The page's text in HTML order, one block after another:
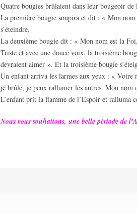
Quatre bougies brûlaient dans leur bougeoir
La première bougie soupira et dit : « Mon
s’éteindre.
La deuxième bougie dit : « Mon nom est la
Triste et avec une douce voix, la troisième
devraient aimer ». Et la troisième bougie
Un enfant arriva les larmes aux yeux : « Votre
je brûle, je peux rallumer les autres. Mon nom
L’enfant prit la flamme de l’Espoir et ralluma
Nous vous souhaitons, une belle période de